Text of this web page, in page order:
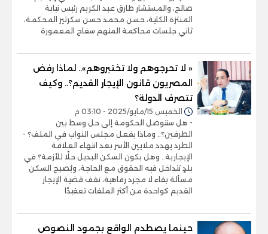
صالح، والمستشار طارق عبد الكريم رئيس نيابة
المنتزة الكلية، حسن محمد حسن سكرتير المحكمة،
ثاني جلسات محاكمة المتهم سفاح المعمورة
« لا تحرجوهم ولا تختبروهم».. لماذا رفض
المصريون قانون الإيجار القديم؟.. وكيف
تتصرف الدولة؟
الخميس 15/مايو/2025 - 03:10 م
- هل ستتوصل الحكومة إلى حل وسط بين
الطرفين؟.. وماذا يفعل مجلس النواب في الملف؟ -
الطرد يهدد ملايين الأسر بعد انتهاء العلاقة
الإيجارية.. وهل يكون السكن البديل حلًا للأزمة؟ في
بلدٍ تتداخل فيه الحقوق مع الحاجة، ويُصبح السكن
مسألة بقاء لا مجرد رفاهية، تقف قضية الإيجار
القديم كواحدة من أكثر الملفات تعقيدًا
حينما يصطدم الواقع بجمود النصوص